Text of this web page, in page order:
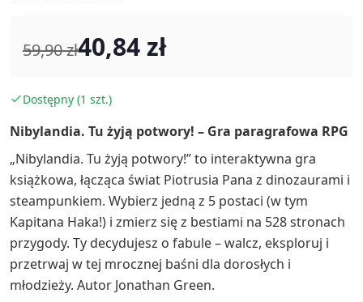
59,90 zł40,84 zł
Dostępny (1 szt.)
Nibylandia. Tu żyją potwory! – Gra paragrafowa RPG
„Nibylandia. Tu żyją potwory!” to interaktywna gra
książkowa, łącząca świat Piotrusia Pana z dinozaurami i
steampunkiem. Wybierz jedną z 5 postaci (w tym
Kapitana Haka!) i zmierz się z bestiami na 528 stronach
przygody. Ty decydujesz o fabule – walcz, eksploruj i
przetrwaj w tej mrocznej baśni dla dorosłych i
młodzieży. Autor Jonathan Green.